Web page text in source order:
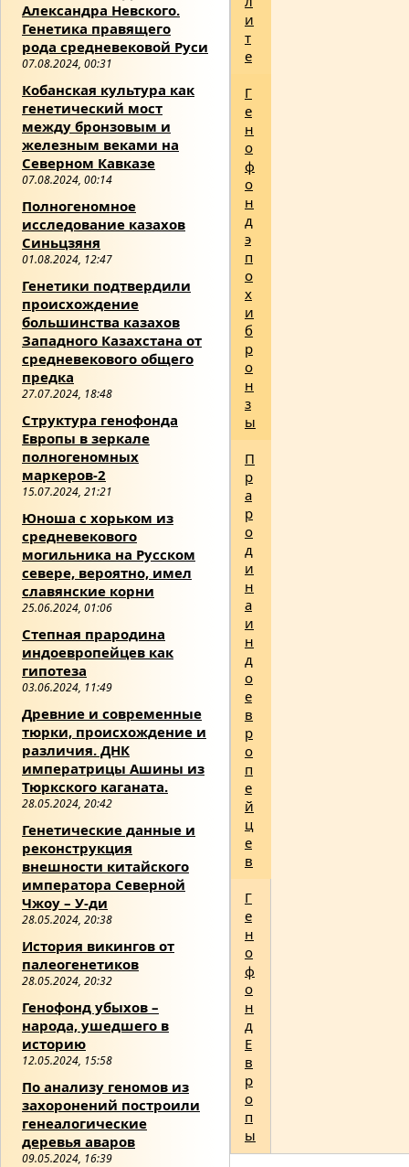
Александра Невского.
Генетика правящего
рода средневековой Руси
07.08.2024, 00:31
Кобанская культура как
генетический мост
между бронзовым и
железным веками на
Северном Кавказе
07.08.2024, 00:14
Полногеномное
исследование казахов
Синьцзяня
01.08.2024, 12:47
Генетики подтвердили
происхождение
большинства казахов
Западного Казахстана от
средневекового общего
предка
27.07.2024, 18:48
Структура генофонда
Европы в зеркале
полногеномных
маркеров-2
15.07.2024, 21:21
Юноша с хорьком из
средневекового
могильника на Русском
севере, вероятно, имел
славянские корни
25.06.2024, 01:06
Степная прародина
индоевропейцев как
гипотеза
03.06.2024, 11:49
Древние и современные
тюрки, происхождение и
различия. ДНК
императрицы Ашины из
Тюркского каганата.
28.05.2024, 20:42
Генетические данные и
реконструкция
внешности китайского
императора Северной
Чжоу – У-ди
28.05.2024, 20:38
История викингов от
палеогенетиков
28.05.2024, 20:32
Генофонд убыхов –
народа, ушедшего в
историю
12.05.2024, 15:58
По анализу геномов из
захоронений построили
генеалогические
деревья аваров
09.05.2024, 16:39
и
т
е
Г
е
н
о
ф
о
н
д
э
п
о
х
и
б
р
о
н
з
ы
П
р
а
р
о
д
и
н
а
и
н
д
о
е
в
р
о
п
е
й
ц
е
в
Г
е
н
о
ф
о
н
д
Е
в
р
о
п
ы